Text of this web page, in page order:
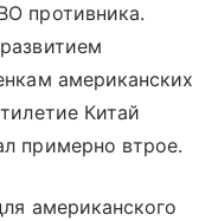
противника.
американских
Китай
примерно втрое.
американского